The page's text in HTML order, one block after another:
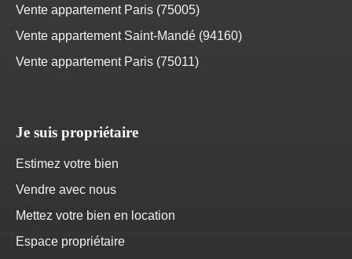
Vente appartement Paris (75005)
Vente appartement Saint-Mandé (94160)
Vente appartement Paris (75011)
Je suis propriétaire
Estimez votre bien
Vendre avec nous
Mettez votre bien en location
Espace propriétaire